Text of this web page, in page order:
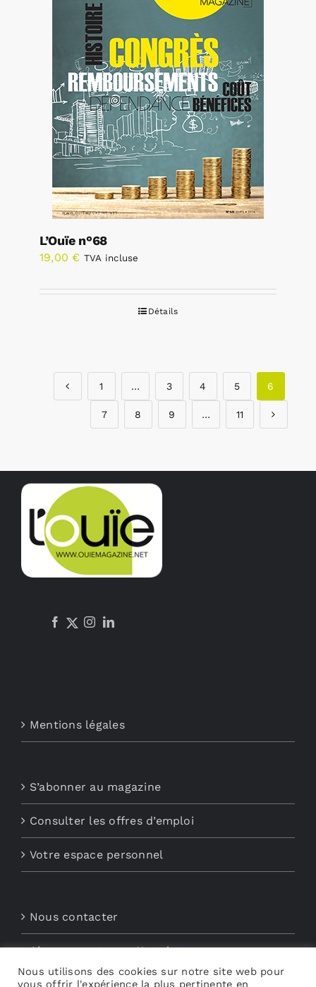
L’Ouïe n°68
19,00 € TVA incluse
Détails
1 … 3 4 5 6
7 8 9 … 11
Mentions légales
S’abonner au magazine
Consulter les offres d’emploi
Votre espace personnel
Nous contacter
Abonnements aux Newsletters
Nous utilisons des cookies sur notre site web pour
vous offrir l'expérience la plus pertinente en